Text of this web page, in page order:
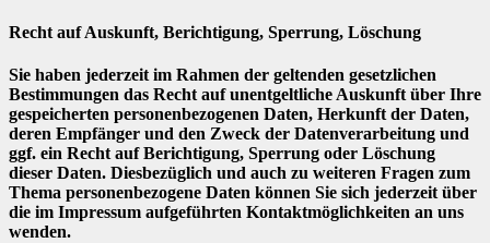
Recht auf Auskunft, Berichtigung, Sperrung, Löschung
Sie haben jederzeit im Rahmen der geltenden gesetzlichen
Bestimmungen das Recht auf unentgeltliche Auskunft über Ihre
gespeicherten personenbezogenen Daten, Herkunft der Daten,
deren Empfänger und den Zweck der Datenverarbeitung und
ggf. ein Recht auf Berichtigung, Sperrung oder Löschung
dieser Daten. Diesbezüglich und auch zu weiteren Fragen zum
Thema personenbezogene Daten können Sie sich jederzeit über
die im Impressum aufgeführten Kontaktmöglichkeiten an uns
wenden.